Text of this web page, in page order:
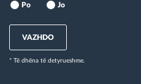
Po Jo
VAZHDO
* Të dhëna të detyrueshme.